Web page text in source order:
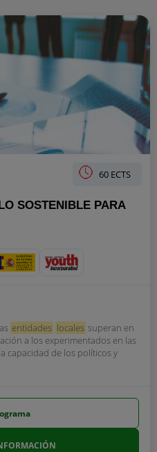
60 ECTS
SOSTENIBLE PARA
entidades locales superan en
a los experimentados en las
capacidad de los políticos y